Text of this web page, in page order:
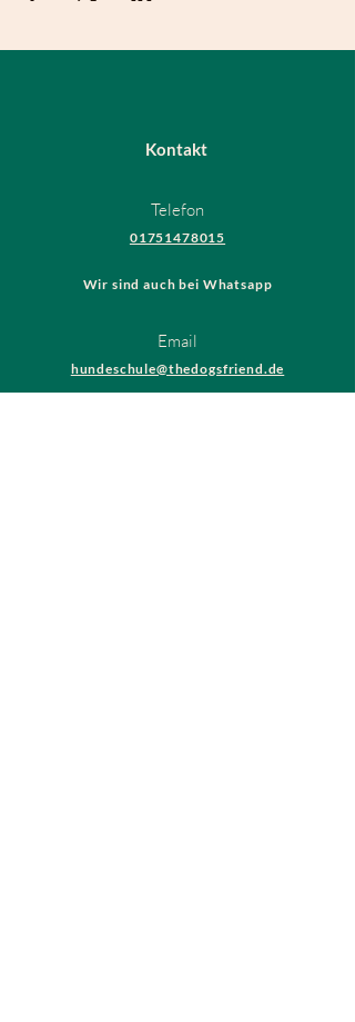
Kontakt
Telefon
01751478015
Wir sind auch bei Whatsapp
Email
hundeschule@thedogsfriend.de